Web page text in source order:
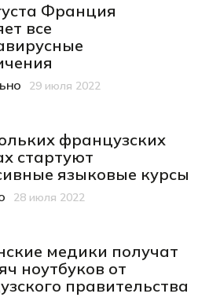
Франция
все
29 июля 2022
французских
стартуют
языковые курсы
28 июля 2022
медики получат
ноутбуков от
правительства